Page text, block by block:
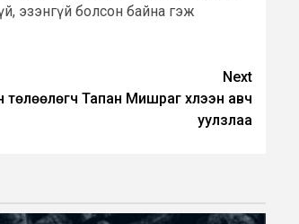
эзэнгүй болсон байна гэж
Next
Тапан Мишраг хүлээн авч
уулзлаа